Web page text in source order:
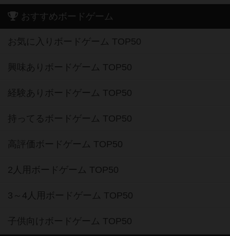
おすすめボードゲーム
お気に入りボードゲーム TOP50
興味ありボードゲーム TOP50
経験ありボードゲーム TOP50
持ってるボードゲーム TOP50
高評価ボードゲーム TOP50
2人用ボードゲーム TOP50
3～4人用ボードゲーム TOP50
子供向けボードゲーム TOP50